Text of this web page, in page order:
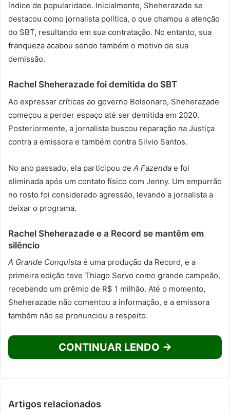
índice de popularidade. Inicialmente, Sheherazade se
destacou como jornalista política, o que chamou a atenção
do SBT, resultando em sua contratação. No entanto, sua
franqueza acabou sendo também o motivo de sua
demissão.
Rachel Sheherazade foi demitida do SBT
Ao expressar críticas ao governo Bolsonaro, Sheherazade
começou a perder espaço até ser demitida em 2020.
Posteriormente, a jornalista buscou reparação na Justiça
contra a emissora e também contra Silvio Santos.
No ano passado, ela participou de A Fazenda e foi
eliminada após um contato físico com Jenny. Um empurrão
no rosto foi considerado agressão, levando a jornalista a
deixar o programa.
Rachel Sheherazade e a Record se mantêm em
silêncio
A Grande Conquista é uma produção da Record, e a
primeira edição teve Thiago Servo como grande campeão,
recebendo um prêmio de R$ 1 milhão. Até o momento,
Sheherazade não comentou a informação, e a emissora
também não se pronunciou a respeito.
CONTINUAR LENDO →
Artigos relacionados